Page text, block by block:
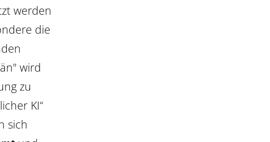
werden
die
wird
zu
KI“
sich